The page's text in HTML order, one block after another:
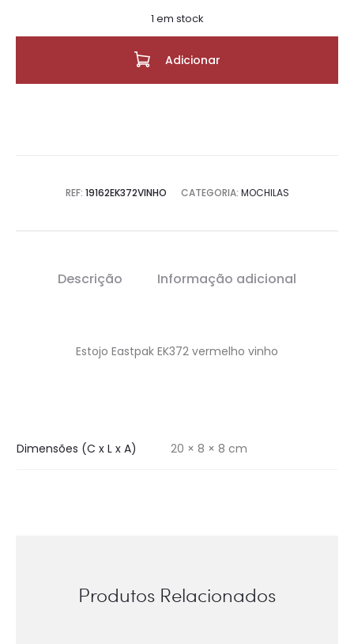
1 em stock
Adicionar
REF: 19162EK372VINHO CATEGORIA: MOCHILAS
Descrição Informação adicional
Estojo Eastpak EK372 vermelho vinho
Dimensões (C x L x A) 20 × 8 × 8 cm
Produtos Relacionados